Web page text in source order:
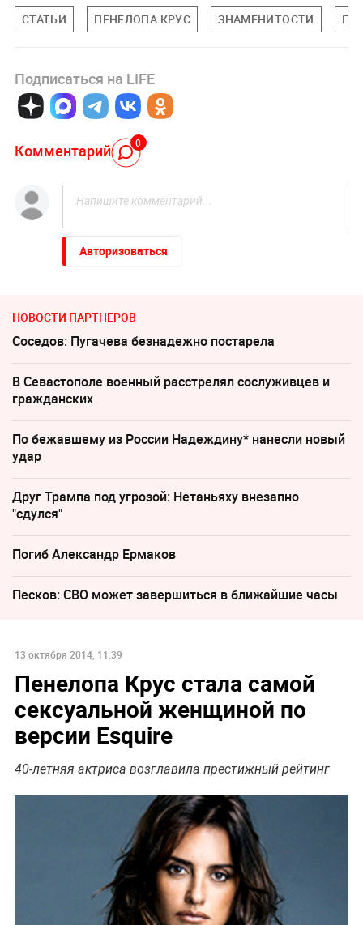
СТАТЬИ ПЕНЕЛОПА КРУС ЗНАМЕНИТОСТИ
Подписаться на LIFE
Комментарий 0
Авторизоваться
НОВОСТИ ПАРТНЕРОВ
Соседов: Пугачева безнадежно постарела
В Севастополе военный расстрелял сослуживцев и
гражданских
По бежавшему из России Надеждину* нанесли новый
удар
Друг Трампа под угрозой: Нетаньяху внезапно
"сдулся"
Погиб Александр Ермаков
Песков: СВО может завершиться в ближайшие часы
13 октября 2014, 11:39
Пенелопа Крус стала самой
сексуальной женщиной по
версии Esquire
40-летняя актриса возглавила престижный рейтинг